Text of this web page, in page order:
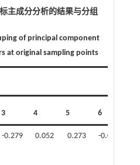
主成分分析的结果与分组
of principal component
at original sampling points
3 4 5 6
-0.279 0.052 0.273 -0.061